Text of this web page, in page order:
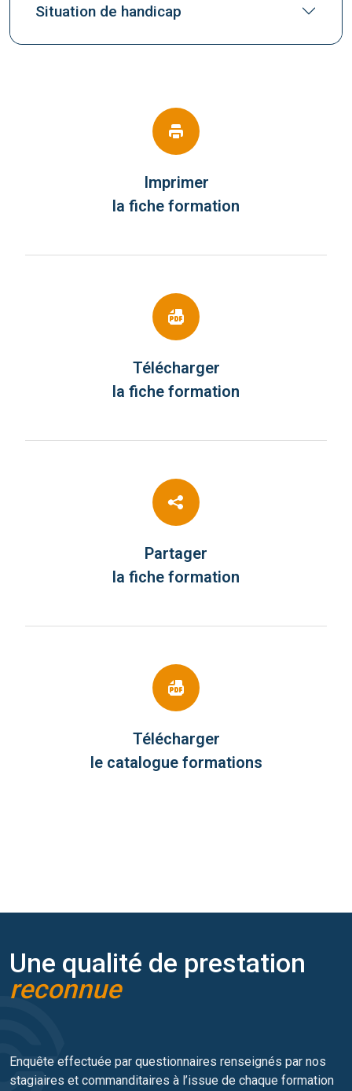
Situation de handicap
Imprimer
la fiche formation
Télécharger
la fiche formation
Partager
la fiche formation
Télécharger
le catalogue formations
Une qualité de prestation
reconnue
Enquête effectuée par questionnaires renseignés par nos
stagiaires et commanditaires à l’issue de chaque formation